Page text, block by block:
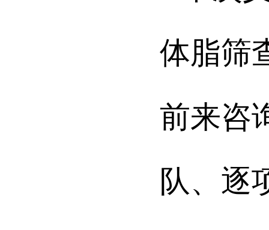
体脂筛
前来咨
队、逐